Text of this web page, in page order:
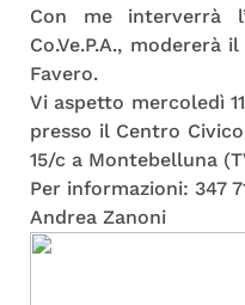
Con me interverrà
Co.Ve.P.A.,
Favero.
Vi aspetto mercoledì
presso il Centro
15/c a Montebelluna
Per informazioni: 347
Andrea Zanoni